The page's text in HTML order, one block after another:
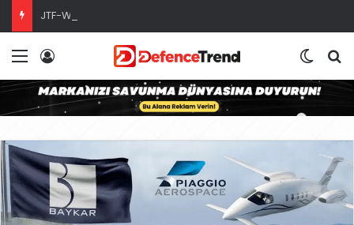
JTF-WHEM: SOUTHCOM’un Yeni Operasyonel İcra Kolu
Menü Dış